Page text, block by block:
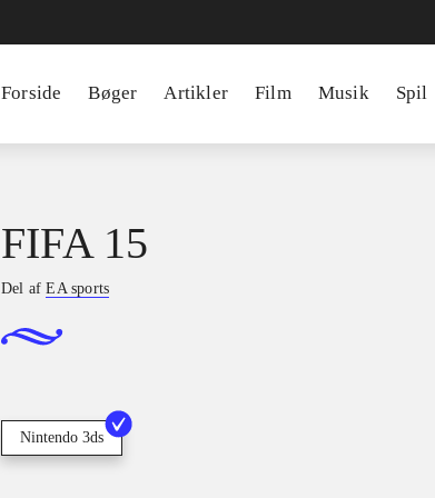
Forside Bøger Artikler Film Musik Spil
FIFA 15
Del afEA sports
Nintendo 3ds